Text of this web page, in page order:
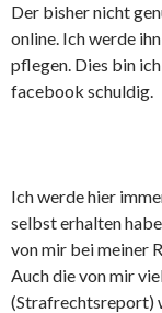
Der bisher nicht
online. Ich werde
pflegen. Dies bin
facebook schuldig.
Ich werde hier
selbst erhalten
von mir bei meiner
Auch die von mir
(Strafrechtsreport)